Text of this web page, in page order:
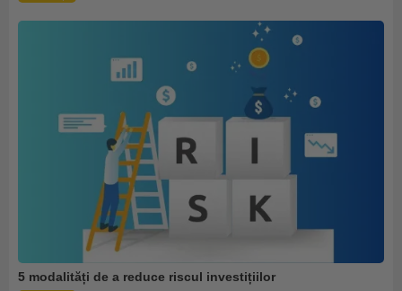
5 modalități de a reduce riscul investițiilor